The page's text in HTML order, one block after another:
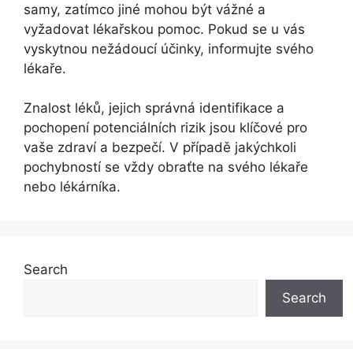
samy, zatímco jiné mohou být vážné a
vyžadovat lékařskou pomoc. Pokud se u vás
vyskytnou nežádoucí účinky, informujte svého
lékaře.
Znalost léků, jejich správná identifikace a
pochopení potenciálních rizik jsou klíčové pro
vaše zdraví a bezpečí. V případě jakýchkoli
pochybností se vždy obraťte na svého lékaře
nebo lékárníka.
Search
Search